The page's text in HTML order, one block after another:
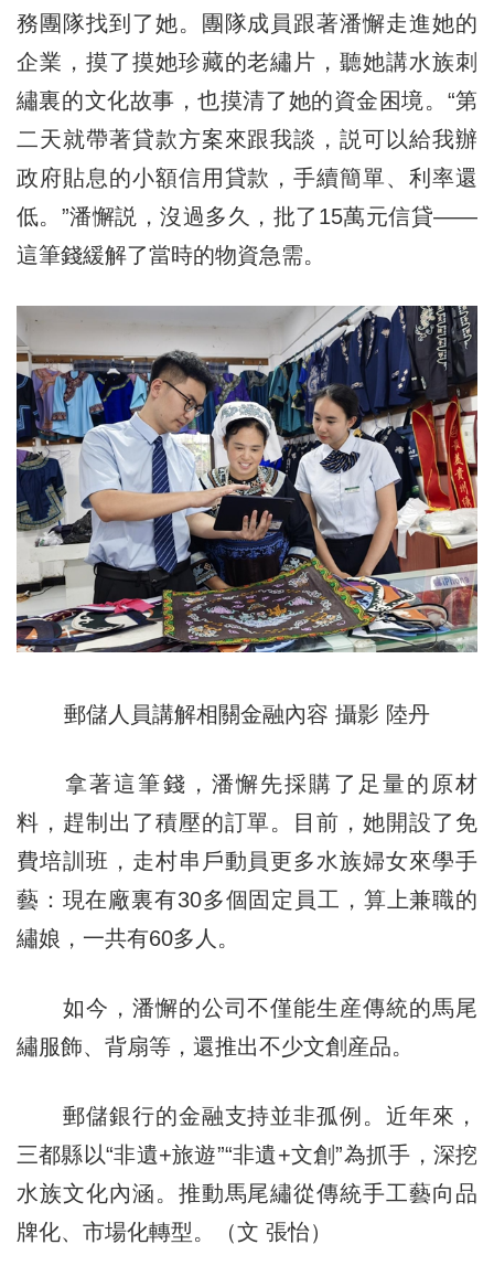
務團隊找到了她。團隊成員跟著潘懈走進她的
企業，摸了摸她珍藏的老繡片，聽她講水族刺
繡裏的文化故事，也摸清了她的資金困境。“第
二天就帶著貸款方案來跟我談，説可以給我辦
政府貼息的小額信用貸款，手續簡單、利率還
低。”潘懈説，沒過多久，批了15萬元信貸——
這筆錢緩解了當時的物資急需。
郵儲人員講解相關金融內容 攝影 陸丹
拿著這筆錢，潘懈先採購了足量的原材
料，趕制出了積壓的訂單。目前，她開設了免
費培訓班，走村串戶動員更多水族婦女來學手
藝：現在廠裏有30多個固定員工，算上兼職的
繡娘，一共有60多人。
如今，潘懈的公司不僅能生産傳統的馬尾
繡服飾、背扇等，還推出不少文創産品。
郵儲銀行的金融支持並非孤例。近年來，
三都縣以“非遺+旅遊”“非遺+文創”為抓手，深挖
水族文化內涵。推動馬尾繡從傳統手工藝向品
牌化、市場化轉型。（文 張怡）